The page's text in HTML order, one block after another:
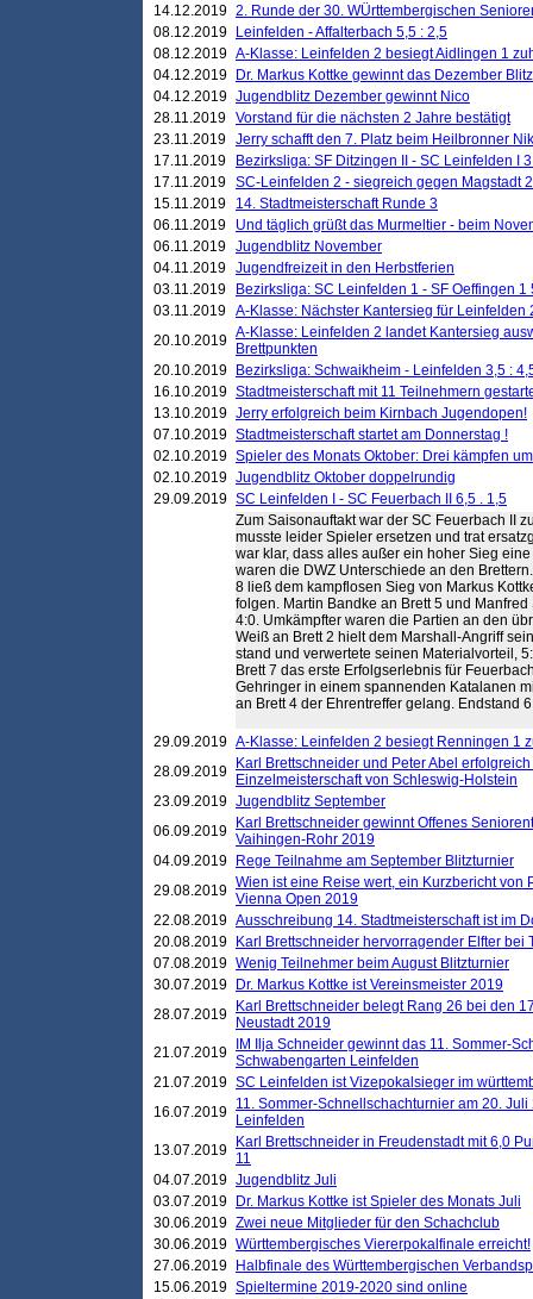
14.12.2019 2. Runde der 30. WÜrttembergischen
08.12.2019
Leinfelden - Affalterbach 5,5 : 2,5
08.12.2019 A-Klasse: Leinfelden 2 besiegt Aidlingen 1
04.12.2019
Dr. Markus Kottke gewinnt das Dezember
04.12.2019 Jugendblitz Dezember gewinnt Nico
28.11.2019 Vorstand für die nächsten 2 Jahre bestätigt
23.11.2019 Jerry schafft den 7. Platz beim Heilbronner
17.11.2019
Bezirksliga: SF Ditzingen II - SC Leinfelden I
17.11.2019 SC-Leinfelden 2 - siegreich gegen Magstadt 2
15.11.2019
14. Stadtmeisterschaft Runde 3
06.11.2019
Und täglich grüßt das Murmeltier - beim
06.11.2019 Jugendblitz November
04.11.2019 Jugendfreizeit in den Herbstferien
03.11.2019
Bezirksliga: SC Leinfelden 1 - SF Oeffingen 1
03.11.2019 A-Klasse: Nächster Kantersieg für Leinfelden
20.10.2019 A-Klasse: Leinfelden 2 landet Kantersieg
Brettpunkten
20.10.2019
Bezirksliga: Schwaikheim - Leinfelden 3,5 :
16.10.2019 Stadtmeisterschaft mit 11 Teilnehmern
13.10.2019 Jerry erfolgreich beim Kirnbach Jugendopen!
07.10.2019 Stadtmeisterschaft startet am Donnerstag !
02.10.2019 Spieler des Monats Oktober: Drei kämpfen
02.10.2019 Jugendblitz Oktober doppelrundig
29.09.2019 SC Leinfelden I - SC Feuerbach II 6,5 . 1,5
Zum Saisonauftakt war der SC Feuerbach II
musste leider Spieler ersetzen und trat
war klar, dass alles außer ein hoher Sieg
waren die DWZ Unterschiede an den
8 ließ dem kampflosen Sieg von Markus
folgen. Martin Bandke an Brett 5 und
4:0. Umkämpfter waren die Partien an den
Weiß an Brett 2 hielt dem Marshall-Angriff
stand und verwertete seinen Materialvorteil,
Brett 7 das erste Erfolgserlebnis für
Gehringer in einem spannenden Katalanen
an Brett 4 der Ehrentreffer gelang. Endstand
29.09.2019 A-Klasse: Leinfelden 2 besiegt Renningen 1
28.09.2019
Karl Brettschneider und Peter Abel
Einzelmeisterschaft von Schleswig-Holstein
23.09.2019 Jugendblitz September
06.09.2019
Karl Brettschneider gewinnt Offenes
Vaihingen-Rohr 2019
04.09.2019
Rege Teilnahme am September Blitzturnier
29.08.2019 Wien ist eine Reise wert, ein Kurzbericht von
Vienna Open 2019
22.08.2019 Ausschreibung 14. Stadtmeisterschaft ist im
20.08.2019
Karl Brettschneider hervorragender Elfter bei
07.08.2019 Wenig Teilnehmer beim August Blitzturnier
30.07.2019
Dr. Markus Kottke ist Vereinsmeister 2019
28.07.2019
Karl Brettschneider belegt Rang 26 bei den
Neustadt 2019
21.07.2019
IM Ilja Schneider gewinnt das 11. Sommer-
Schwabengarten Leinfelden
21.07.2019 SC Leinfelden ist Vizepokalsieger im
16.07.2019 11. Sommer-Schnellschachturnier am 20.
Leinfelden
13.07.2019
Karl Brettschneider in Freudenstadt mit 6,0
11
04.07.2019 Jugendblitz Juli
03.07.2019
Dr. Markus Kottke ist Spieler des Monats Juli
30.06.2019 Zwei neue Mitglieder für den Schachclub
30.06.2019 Württembergisches Viererpokalfinale erreicht!
27.06.2019
Halbfinale des Württembergischen
15.06.2019 Spieltermine 2019-2020 sind online